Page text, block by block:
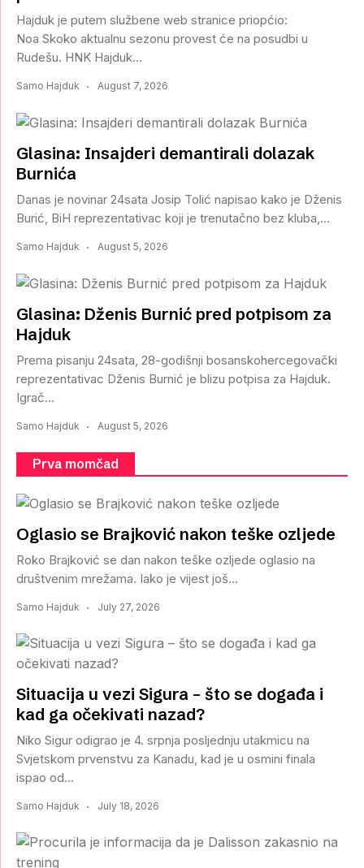
Hajduk je putem službene web stranice priopćio:
Noa Skoko aktualnu sezonu provest će na posudbi u
Rudešu. HNK Hajduk...
Samo Hajduk August 7, 2026
Glasina: Insajderi demantirali dolazak
Burnića
Danas je novinar 24sata Josip Tolić napisao kako je Dženis
Burić, BiH reprezentativac koji je trenutačno bez kluba,...
Samo Hajduk August 5, 2026
Glasina: Dženis Burnić pred potpisom za
Hajduk
Prema pisanju 24sata, 28-godišnji bosanskohercegovački
reprezentativac Dženis Burnić je blizu potpisa za Hajduk.
Igrač...
Samo Hajduk August 5, 2026
Prva momčad
Oglasio se Brajković nakon teške ozljede
Roko Brajković se dan nakon teške ozljede oglasio na
društvenim mrežama. Iako je vijest još...
Samo Hajduk July 27, 2026
Situacija u vezi Sigura – što se događa i
kad ga očekivati nazad?
Niko Sigur odigrao je 4. srpnja posljednju utakmicu na
Svjetskom prvenstvu za Kanadu, kad je u osmini finala
ispao od...
Samo Hajduk July 18, 2026